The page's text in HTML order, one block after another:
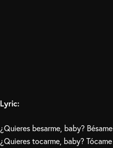
Lyric:
¿Quieres besarme, baby? Bésame
¿Quieres tocarme, baby? Tócame